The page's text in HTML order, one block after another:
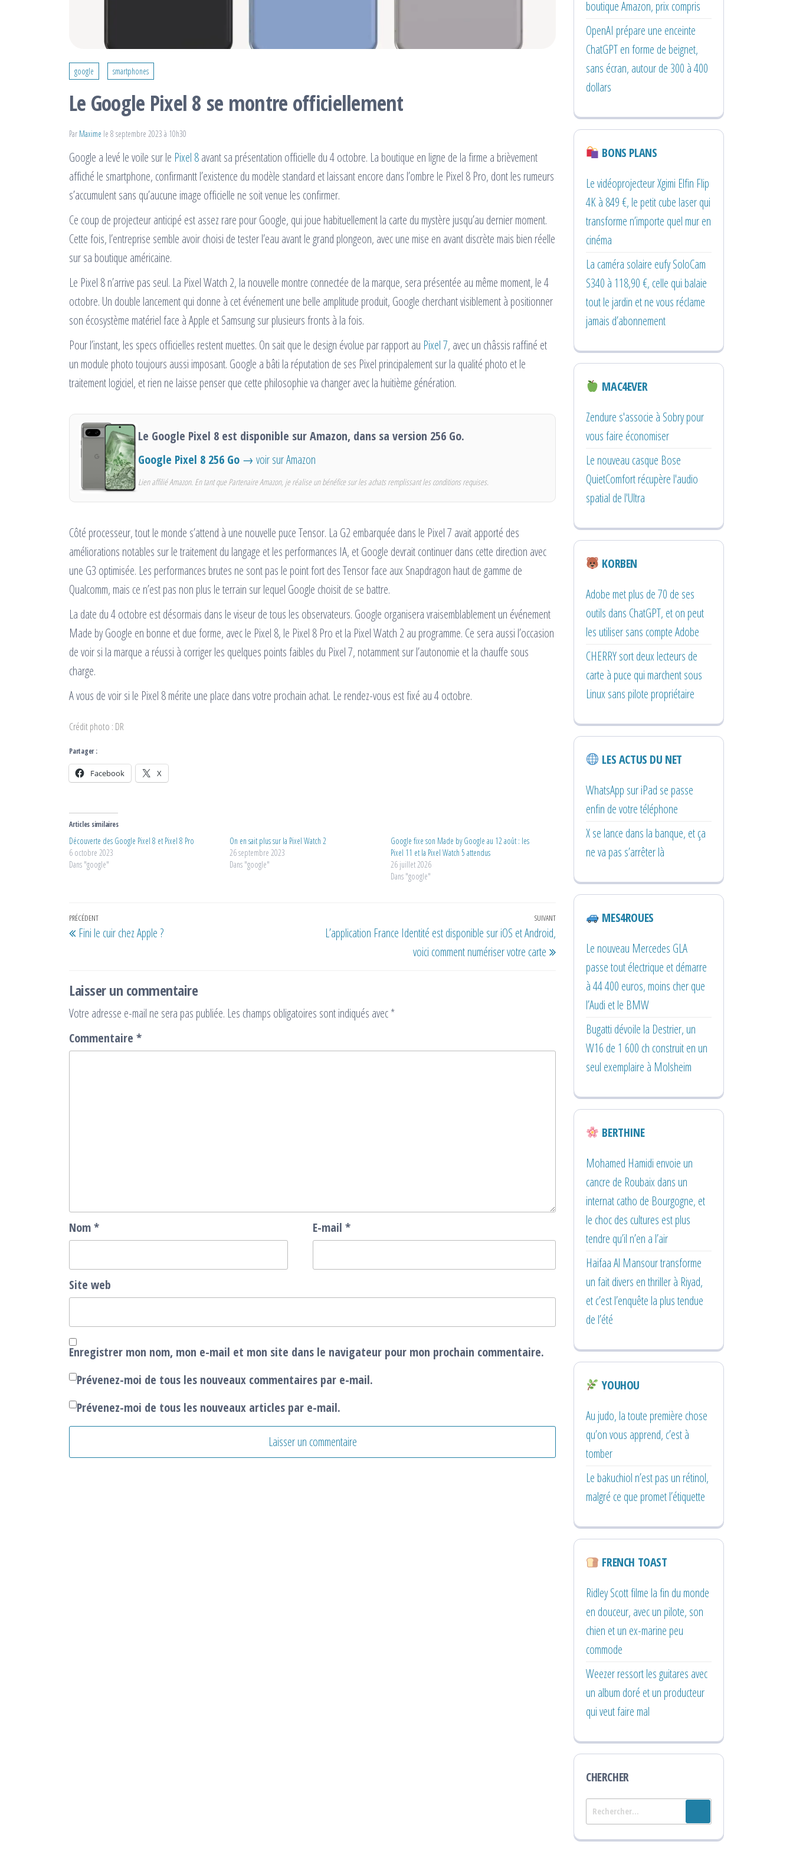
google smartphones
Le Google Pixel 8 se montre officiellement
Par Maxime le 8 septembre 2023 à 10h30
Google a levé le voile sur le Pixel 8avant sa présentation officielle du 4 octobre. La boutique en ligne de la firme a brièvement
affiché le smartphone, confirmantt l’existence du modèle standard et laissant encore dans l’ombre le Pixel 8 Pro, dont les rumeurs
s’accumulent sans qu’aucune image officielle ne soit venue les confirmer.
Ce coup de projecteur anticipé est assez rare pour Google, qui joue habituellement la carte du mystère jusqu’au dernier moment.
Cette fois, l’entreprise semble avoir choisi de tester l’eau avant le grand plongeon, avec une mise en avant discrète mais bien réelle
sur sa boutique américaine.
Le Pixel 8 n’arrive pas seul. La Pixel Watch 2, la nouvelle montre connectée de la marque, sera présentée au même moment, le 4
octobre. Un double lancement qui donne à cet événement une belle amplitude produit, Google cherchant visiblement à positionner
son écosystème matériel face à Apple et Samsung sur plusieurs fronts à la fois.
Pour l’instant, les specs officielles restent muettes. On sait que le design évolue par rapport au Pixel 7, avec un châssis raffiné et
un module photo toujours aussi imposant. Google a bâti la réputation de ses Pixel principalement sur la qualité photo et le
traitement logiciel, et rien ne laisse penser que cette philosophie va changer avec la huitième génération.
Le Google Pixel 8 est disponible sur Amazon, dans sa version 256 Go.
Google Pixel 8 256 Go → voir sur Amazon
Lien affilié Amazon. En tant que Partenaire Amazon, je réalise un bénéfice sur les achats remplissant les conditions requises.
Côté processeur, tout le monde s’attend à une nouvelle puce Tensor. La G2 embarquée dans le Pixel 7 avait apporté des
améliorations notables sur le traitement du langage et les performances IA, et Google devrait continuer dans cette direction avec
une G3 optimisée. Les performances brutes ne sont pas le point fort des Tensor face aux Snapdragon haut de gamme de
Qualcomm, mais ce n’est pas non plus le terrain sur lequel Google choisit de se battre.
La date du 4 octobre est désormais dans le viseur de tous les observateurs. Google organisera vraisemblablement un événement
Made by Google en bonne et due forme, avec le Pixel 8, le Pixel 8 Pro et la Pixel Watch 2 au programme. Ce sera aussi l’occasion
de voir si la marque a réussi à corriger les quelques points faibles du Pixel 7, notamment sur l’autonomie et la chauffe sous
charge.
A vous de voir si le Pixel 8 mérite une place dans votre prochain achat. Le rendez-vous est fixé au 4 octobre.
Crédit photo : DR
Partager :
Facebook X
Articles similaires
Découverte des Google Pixel 8 et Pixel 8 Pro
6 octobre 2023
Dans "google"
On en sait plus sur la Pixel Watch 2
26 septembre 2023
Dans "google"
Google fixe son Made by Google au 12 août : les
Pixel 11 et la Pixel Watch 5 attendus
26 juillet 2026
Dans "google"
Navigation
de
Article
précédent
PRÉCÉDENT
Fini le cuir chez Apple ?
Article
SUIVANT
L’application France Identité est disponible sur iOS et Android,
voici comment numériser votre carte
Laisser un commentaire
Votre adresse e-mail ne sera pas publiée. Les champs obligatoires sont indiqués avec*
Commentaire *
Nom* E-mail *
Site web
Enregistrer mon nom, mon e-mail et mon site dans le navigateur pour mon prochain commentaire.
Prévenez-moi de tous les nouveaux commentaires par e-mail.
Prévenez-moi de tous les nouveaux articles par e-mail.
boutique Amazon, prix compris
OpenAI prépare une enceinte
ChatGPT en forme de beignet,
sans écran, autour de 300 à 400
dollars
BONS PLANS
Le vidéoprojecteur Xgimi Elfin Flip
4K à 849 €, le petit cube laser qui
transforme n’importe quel mur en
cinéma
La caméra solaire eufy SoloCam
S340 à 118,90 €, celle qui balaie
tout le jardin et ne vous réclame
jamais d’abonnement
MAC4EVER
Zendure s'associe à Sobry pour
vous faire économiser
Le nouveau casque Bose
QuietComfort récupère l'audio
spatial de l'Ultra
KORBEN
Adobe met plus de 70 de ses
outils dans ChatGPT, et on peut
les utiliser sans compte Adobe
CHERRY sort deux lecteurs de
carte à puce qui marchent sous
Linux sans pilote propriétaire
LES ACTUS DU NET
WhatsApp sur iPad se passe
enfin de votre téléphone
X se lance dans la banque, et ça
ne va pas s’arrêter là
MES4ROUES
Le nouveau Mercedes GLA
passe tout électrique et démarre
à 44 400 euros, moins cher que
l’Audi et le BMW
Bugatti dévoile la Destrier, un
W16 de 1 600 ch construit en un
seul exemplaire à Molsheim
BERTHINE
Mohamed Hamidi envoie un
cancre de Roubaix dans un
internat catho de Bourgogne, et
le choc des cultures est plus
tendre qu’il n’en a l’air
Haifaa Al Mansour transforme
un fait divers en thriller à Riyad,
et c’est l’enquête la plus tendue
de l’été
YOUHOU
Au judo, la toute première chose
qu’on vous apprend, c’est à
tomber
Le bakuchiol n’est pas un rétinol,
malgré ce que promet l’étiquette
FRENCH TOAST
Ridley Scott filme la fin du monde
en douceur, avec un pilote, son
chien et un ex-marine peu
commode
Weezer ressort les guitares avec
un album doré et un producteur
qui veut faire mal
CHERCHER
Rechercher :